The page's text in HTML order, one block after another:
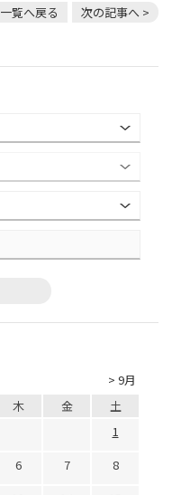
一覧へ戻る 次の記事へ >
> 9月
木 金
土
1
6 7
8